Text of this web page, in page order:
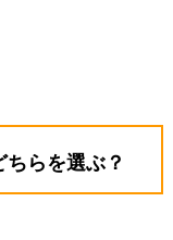
らを選ぶ？